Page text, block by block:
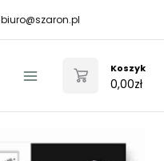
biuro@szaron.pl
Menu
Koszyk
0,00zł